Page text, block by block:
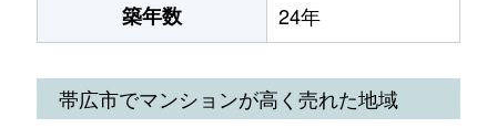
築年数 24年
帯広市でマンションが高く売れた地域